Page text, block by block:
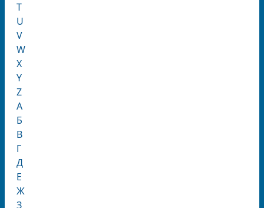
T
U
V
W
X
Y
Z
А
Б
В
Г
Д
Е
Ж
З